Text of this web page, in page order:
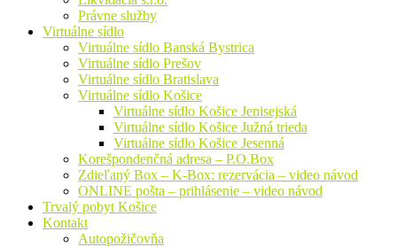
Právne služby
Virtuálne sídlo
Virtuálne sídlo Banská Bystrica
Virtuálne sídlo Prešov
Virtuálne sídlo Bratislava
Virtuálne sídlo Košice
Virtuálne sídlo Košice Jenisejská
Virtuálne sídlo Košice Južná trieda
Virtuálne sídlo Košice Jesenná
Korešpondenčná adresa – P.O.Box
Zdieľaný Box – K-Box: rezervácia – video návod
ONLINE pošta – prihlásenie – video návod
Trvalý pobyt Košice
Kontakt
Autopožičovňa